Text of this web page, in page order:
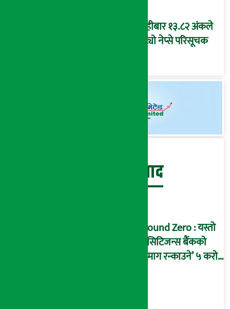
बिहीबार १३.८२ अंकले
घट्यो नेप्से परिसूचक
बेथिति मुर्दाबाद
Ground Zero : यस्तो
छ सिटिजन्स बैंकको
‘दिमाग रन्काउने’ ५ करोड